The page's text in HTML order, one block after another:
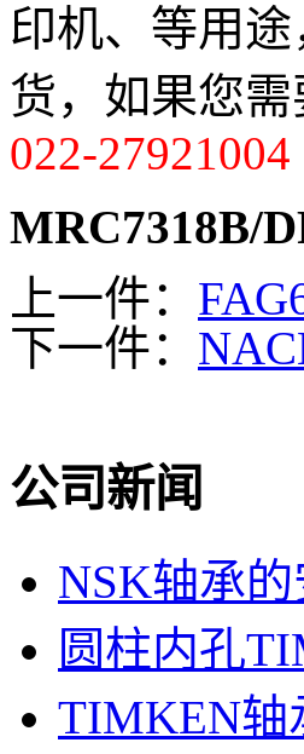
印机、等用
货，如果您
022-27921004
MRC7318B/
上一件：
下一件：
公司新闻
NSK轴承
圆柱内孔
TIMKEN轴